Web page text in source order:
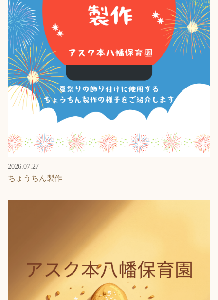
2026.07.27
ちょうちん製作